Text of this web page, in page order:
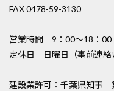
FAX 0478-59-3130
営業時間 9：00〜18：00
定休日 日曜日（事前連絡
建設業許可：千葉県知事